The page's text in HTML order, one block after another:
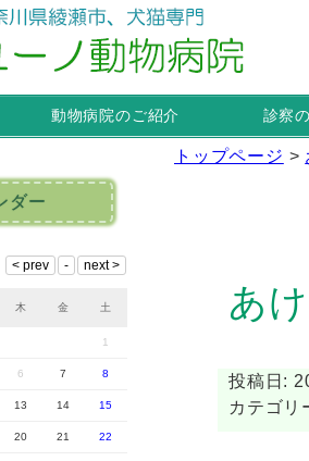
動物病院のご紹介 診察
トップページ >
あ
投稿日:
カテゴ
ダー
木 金 土
1
6 7 8
13 14 15
20 21 22